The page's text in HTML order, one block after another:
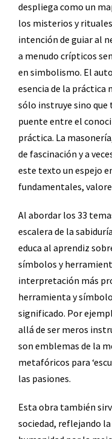
despliega como un
los misterios y
intención de guiar al
a menudo crípticos
en simbolismo. El
esencia de la práctica
sólo instruye sino
puente entre el
práctica. La
de fascinación y a
este texto un espejo
fundamentales,
Al abordar los 33
escalera de la
educa al aprendiz
símbolos y
interpretación más
herramienta y
significado. Por
allá de ser meros
son emblemas de la
metafóricos para
las pasiones.
Esta obra también
sociedad, reflejando